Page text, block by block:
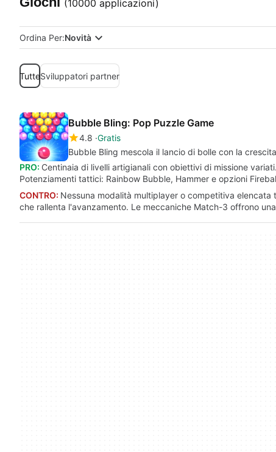
(10000 applicazioni)
Ordina Per:Novità
TutteSviluppatori partner
Bubble Bling: Pop Puzzle Game
4.8 Gratis
Bubble Bling mescola il lancio di bolle con la
PRO: Centinaia di livelli artigianali con obiettivi di missione
Potenziamenti tattici: Rainbow Bubble, Hammer e opzioni
CONTRO: Nessuna modalità multiplayer o competitiva
che rallenta l'avanzamento. Le meccaniche Match-3 offrono